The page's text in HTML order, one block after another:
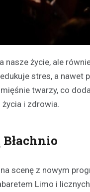
życie, ale
stres, a
twarzy, co
i zdrowia.
scenę z nowym
Limo i